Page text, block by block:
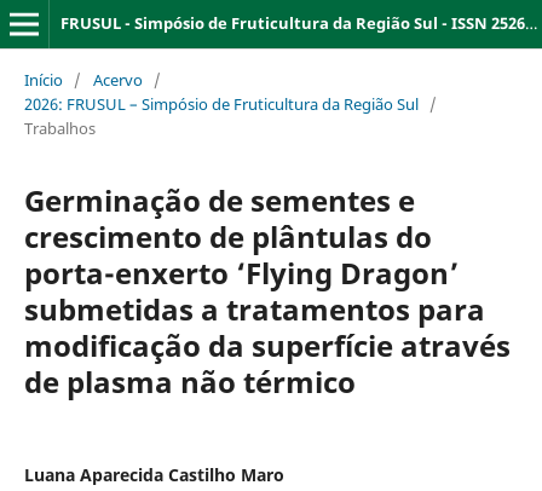
FRUSUL - Simpósio de Fruticultura da Região Sul - ISSN 2526-9909
Início / Acervo /
2026: FRUSUL – Simpósio de Fruticultura da Região Sul /
Trabalhos
Germinação de sementes e
crescimento de plântulas do
porta-enxerto ‘Flying Dragon’
submetidas a tratamentos para
modificação da superfície através
de plasma não térmico
Luana Aparecida Castilho Maro